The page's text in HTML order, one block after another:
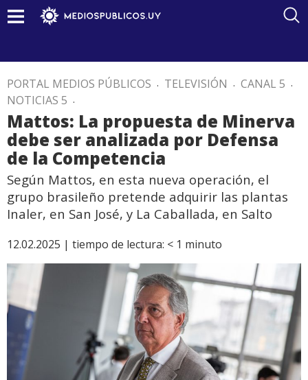
PORTAL MEDIOS PÚBLICOS . TELEVISIÓN . CANAL 5 .
NOTICIAS 5 .
Mattos: La propuesta de Minerva
debe ser analizada por Defensa
de la Competencia
Según Mattos, en esta nueva operación, el
grupo brasileño pretende adquirir las plantas
Inaler, en San José, y La Caballada, en Salto
12.02.2025 | tiempo de lectura: < 1 minuto